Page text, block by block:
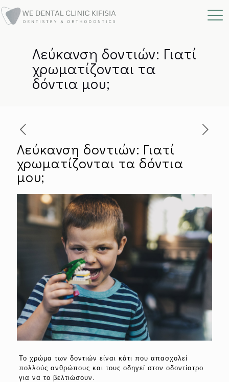
Λεύκανση δοντιών: Γιατί
χρωματίζονται τα
δόντια μου;
Λεύκανση δοντιών: Γιατί
χρωματίζονται τα δόντια
μου;
Το χρώμα των δοντιών είναι κάτι που απασχολεί
πολλούς ανθρώπους και τους οδηγεί στον οδοντίατρο
για να το βελτιώσουν.